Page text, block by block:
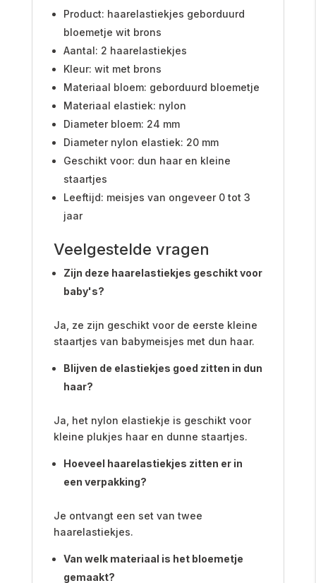
Product: haarelastiekjes geborduurd
bloemetje wit brons
Aantal: 2 haarelastiekjes
Kleur: wit met brons
Materiaal bloem: geborduurd bloemetje
Materiaal elastiek: nylon
Diameter bloem: 24 mm
Diameter nylon elastiek: 20 mm
Geschikt voor: dun haar en kleine
staartjes
Leeftijd: meisjes van ongeveer 0 tot 3
jaar
Veelgestelde vragen
Zijn deze haarelastiekjes geschikt voor
baby's?
Ja, ze zijn geschikt voor de eerste kleine
staartjes van babymeisjes met dun haar.
Blijven de elastiekjes goed zitten in dun
haar?
Ja, het nylon elastiekje is geschikt voor
kleine plukjes haar en dunne staartjes.
Hoeveel haarelastiekjes zitten er in
een verpakking?
Je ontvangt een set van twee
haarelastiekjes.
Van welk materiaal is het bloemetje
gemaakt?